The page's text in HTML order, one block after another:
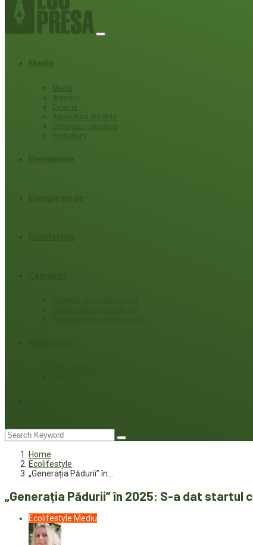
Mediu
Mediu
Atitudini
Externe
Agricultura durabila
Schimbari climatice
Ecoturism
Home
Ecolifestyle
„Generația Pădurii” în…
„Generația Pădurii” în 2025: S-a dat startul
Ecolifestyle Mediu